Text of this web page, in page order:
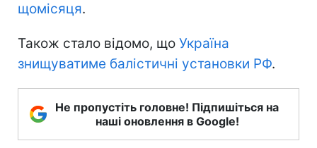
щомісяця.
Також стало відомо, що Україна
знищуватиме балістичні установки РФ.
Не пропустіть головне! Підпишіться на
наші оновлення в Google!